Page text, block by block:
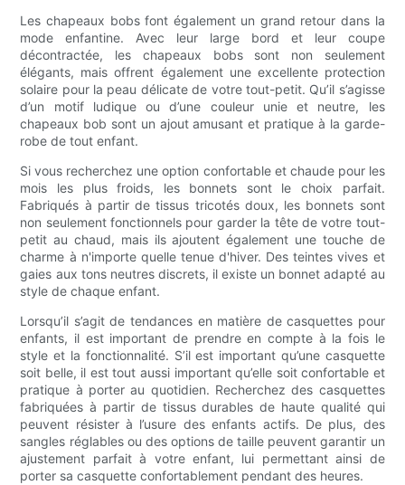
Les chapeaux bobs font également un grand retour dans la
mode enfantine. Avec leur large bord et leur coupe
décontractée, les chapeaux bobs sont non seulement
élégants, mais offrent également une excellente protection
solaire pour la peau délicate de votre tout-petit. Qu’il s’agisse
d’un motif ludique ou d’une couleur unie et neutre, les
chapeaux bob sont un ajout amusant et pratique à la garde-
robe de tout enfant.
Si vous recherchez une option confortable et chaude pour les
mois les plus froids, les bonnets sont le choix parfait.
Fabriqués à partir de tissus tricotés doux, les bonnets sont
non seulement fonctionnels pour garder la tête de votre tout-
petit au chaud, mais ils ajoutent également une touche de
charme à n'importe quelle tenue d'hiver. Des teintes vives et
gaies aux tons neutres discrets, il existe un bonnet adapté au
style de chaque enfant.
Lorsqu’il s’agit de tendances en matière de casquettes pour
enfants, il est important de prendre en compte à la fois le
style et la fonctionnalité. S’il est important qu’une casquette
soit belle, il est tout aussi important qu’elle soit confortable et
pratique à porter au quotidien. Recherchez des casquettes
fabriquées à partir de tissus durables de haute qualité qui
peuvent résister à l’usure des enfants actifs. De plus, des
sangles réglables ou des options de taille peuvent garantir un
ajustement parfait à votre enfant, lui permettant ainsi de
porter sa casquette confortablement pendant des heures.